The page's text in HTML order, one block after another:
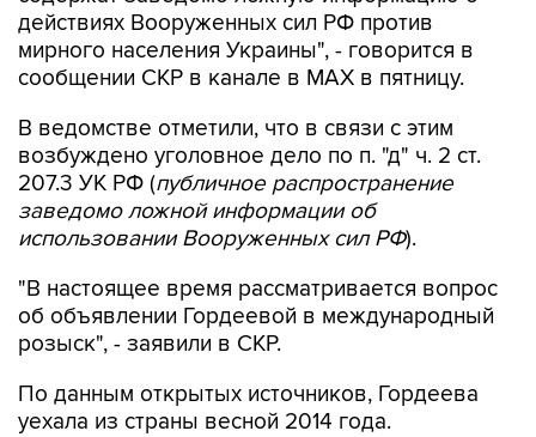
действиях Вооруженных сил РФ против
мирного населения Украины", - говорится в
сообщении СКР в канале в MAX в пятницу.
В ведомстве отметили, что в связи с этим
возбуждено уголовное дело по п. "д" ч. 2 ст.
207.3 УК РФ (публичное распространение
заведомо ложной информации об
использовании Вооруженных сил РФ).
"В настоящее время рассматривается вопрос
об объявлении Гордеевой в международный
розыск", - заявили в СКР.
По данным открытых источников, Гордеева
уехала из страны весной 2014 года.